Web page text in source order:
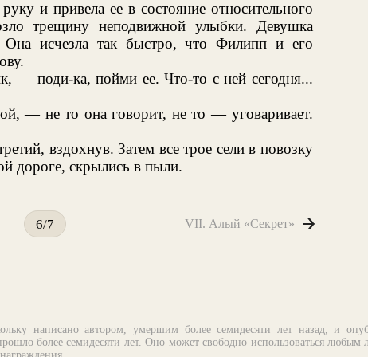
и привела ее в состояние относительного
трещину неподвижной улыбки. Девушка
Она исчезла так быстро, что Филипп и его
— поди-ка, пойми ее. Что-то с ней сегодня...
— не то она говорит, не то — уговаривает.
вздохнув. Затем все трое сели в повозку
дороге, скрылись в пыли.
6/7 VII. Алый «Секрет»
написано автором, умершим более семидесяти лет назад, и
более семидесяти лет. Оно может свободно использоваться любым